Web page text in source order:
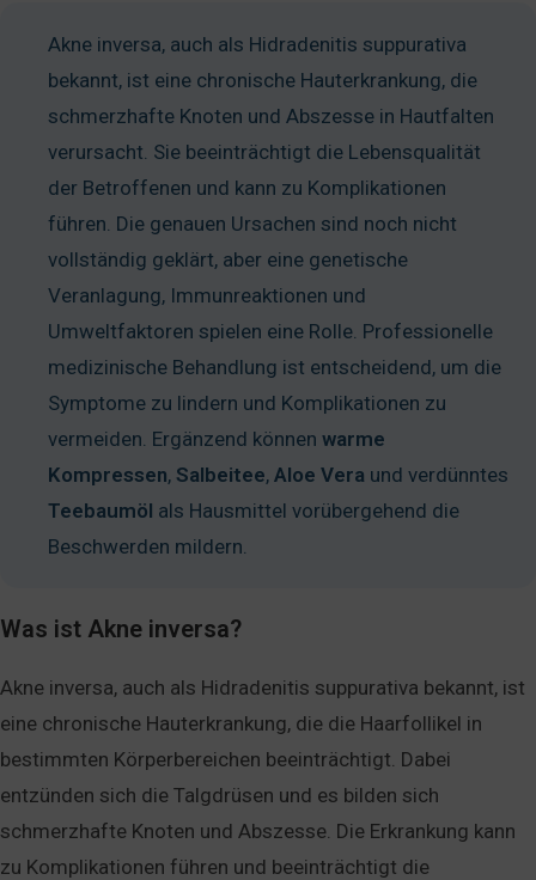
Akne inversa, auch als Hidradenitis suppurativa
bekannt, ist eine chronische Hauterkrankung, die
schmerzhafte Knoten und Abszesse in Hautfalten
verursacht. Sie beeinträchtigt die Lebensqualität
der Betroffenen und kann zu Komplikationen
führen. Die genauen Ursachen sind noch nicht
vollständig geklärt, aber eine genetische
Veranlagung, Immunreaktionen und
Umweltfaktoren spielen eine Rolle. Professionelle
medizinische Behandlung ist entscheidend, um die
Symptome zu lindern und Komplikationen zu
vermeiden. Ergänzend können warme
Kompressen, Salbeitee, Aloe Vera und verdünntes
Teebaumöl als Hausmittel vorübergehend die
Beschwerden mildern.
Was ist Akne inversa?
Akne inversa, auch als Hidradenitis suppurativa bekannt, ist
eine chronische Hauterkrankung, die die Haarfollikel in
bestimmten Körperbereichen beeinträchtigt. Dabei
entzünden sich die Talgdrüsen und es bilden sich
schmerzhafte Knoten und Abszesse. Die Erkrankung kann
zu Komplikationen führen und beeinträchtigt die